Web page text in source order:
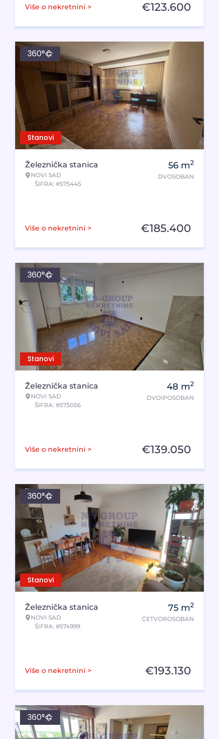
Više o nekretnini > €123.600
Stanovi
360°
Železnička stanica
NOVI SAD
ŠIFRA: #575445
56 m2
DVOSOBAN
Više o nekretnini > €185.400
Stanovi
360°
Železnička stanica
NOVI SAD
ŠIFRA: #575056
48 m2
DVOIPOSOBAN
Više o nekretnini > €139.050
Stanovi
360°
Železnička stanica
NOVI SAD
ŠIFRA: #574999
75 m2
ČETVOROSOBAN
Više o nekretnini > €193.130
360°